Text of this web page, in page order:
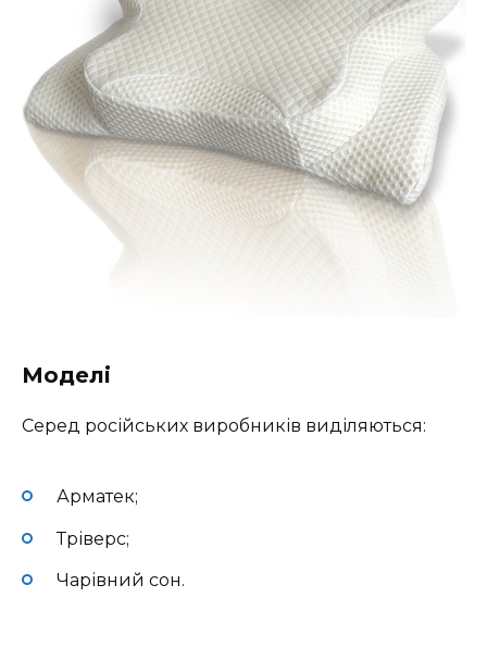
Моделі
Серед російських виробників виділяються:
Арматек;
Тріверс;
Чарівний сон.